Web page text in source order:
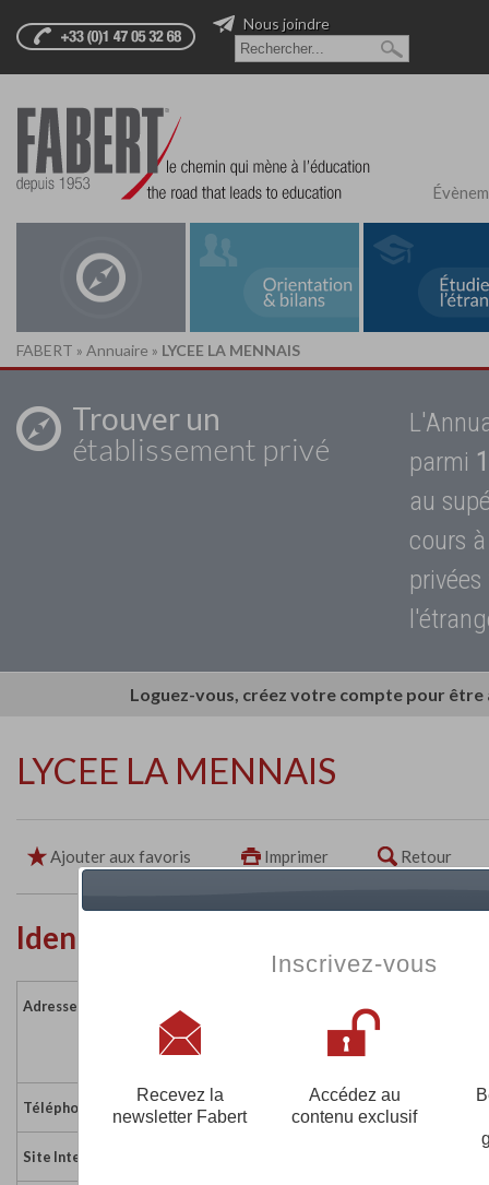
Nous joindre
FABERT » Annuaire » LYCEE LA MENNAIS
Trouver un
établissement privé
parmi
au
cours
Loguez-vous, créez votre compte pour
LYCEE LA MENNAIS
Ajouter aux favoris Imprimer Retour
Identité de l'établissement
Adresse :
Téléphone : 689 50 54 09
Site Internet :
Inscrivez-vous
Recevez la
newsletter Fabert
Accédez au
contenu exclusif